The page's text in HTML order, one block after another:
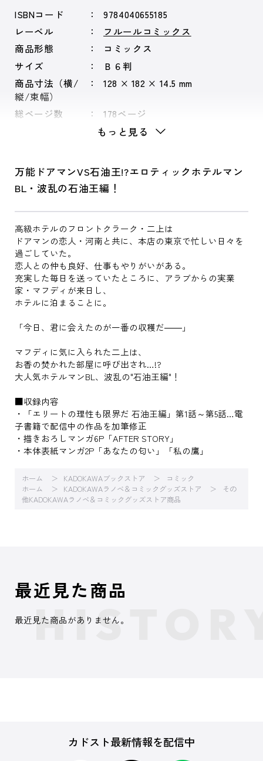
ISBNコード
9784040655185
レーベル
フルールコミックス
商品形態
コミックス
サイズ
Ｂ６判
商品寸法（横/
縦/束幅）
128 × 182 × 14.5 mm
総ページ数 178ページ
もっと見る
万能ドアマンVS石油王!?エロティックホテルマン
BL・波乱の石油王編！
高級ホテルのフロントクラーク・二上は
ドアマンの恋人・河南と共に、本店の東京で忙しい日々を
過ごしていた。
恋人との仲も良好、仕事もやりがいがある。
充実した毎日を送っていたところに、アラブからの実業
家・マフディが来日し、
ホテルに泊まることに。
「今日、君に会えたのが一番の収穫だ――」
マフディに気に入られた二上は、
お香の焚かれた部屋に呼び出され…!?
大人気ホテルマンBL、波乱の"石油王編"！
■収録内容
・「エリートの理性も限界だ 石油王編」第1話～第5話…電
子書籍で配信中の作品を加筆修正
・描きおろしマンガ6P「AFTER STORY」
・本体表紙マンガ2P「あなたの匂い」「私の鷹」
ホーム KADOKAWAブックストア
コミック
ホーム
KADOKAWAラノベ＆コミックグッズストア
その
他KADOKAWAラノベ＆コミックグッズストア商品
最近見た商品
最近見た商品がありません。
カドスト最新情報を配信中